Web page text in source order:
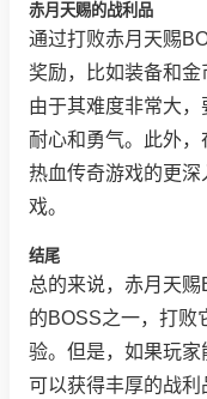
赤月天赐的战利品
通过打败赤月天赐
奖励，比如装备和
由于其难度非常大
耐心和勇气。此外
热血传奇游戏的更
戏。
结尾
总的来说，赤月天
的BOSS之一，打败
验。但是，如果玩
可以获得丰厚的战利